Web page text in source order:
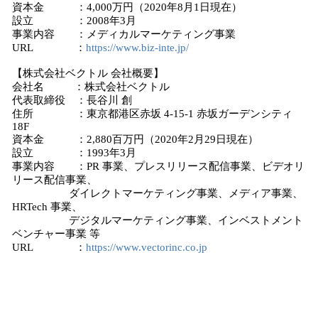
資本金 ：4,000万円（2020年8月1日現在）
設立 ：2008年3月
事業内容 ：メディカルマーケティング事業
URL ： https://www.biz-inte.jp/
【株式会社ベクトル 会社概要】
会社名 ：株式会社ベクトル
代表取締役 ：長谷川 創
住所 ：東京都港区赤坂 4-15-1 赤坂ガーデンシティ
18F
資本金 ：2,880百万円（2020年2月29日現在）
設立 ：1993年3月
事業内容 ：PR 事業、プレスリリース配信事業、ビデオリ
リース配信事業、
ダイレクトマーケティング事業、メディア事業、
HRTech 事業、
デジタルマーケティング事業、インベストメント
ベンチャー事業 等
URL ： https://www.vectorinc.co.jp